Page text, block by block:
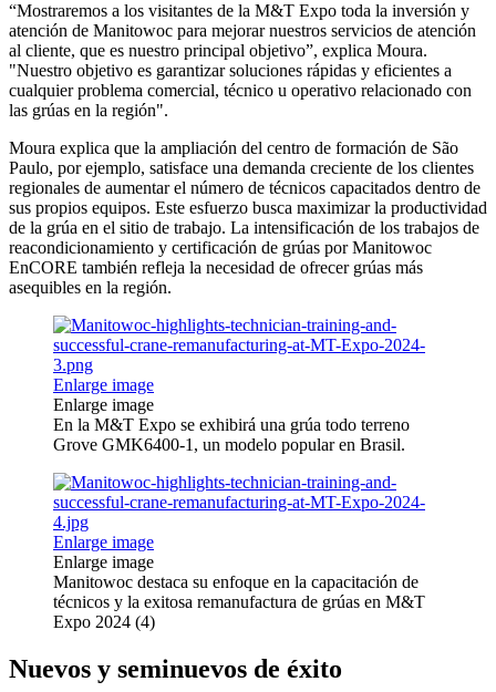
“Mostraremos a los visitantes de la M&T Expo toda la inversión y
atención de Manitowoc para mejorar nuestros servicios de atención
al cliente, que es nuestro principal objetivo”, explica Moura.
"Nuestro objetivo es garantizar soluciones rápidas y eficientes a
cualquier problema comercial, técnico u operativo relacionado con
las grúas en la región".
Moura explica que la ampliación del centro de formación de São
Paulo, por ejemplo, satisface una demanda creciente de los clientes
regionales de aumentar el número de técnicos capacitados dentro de
sus propios equipos. Este esfuerzo busca maximizar la productividad
de la grúa en el sitio de trabajo. La intensificación de los trabajos de
reacondicionamiento y certificación de grúas por Manitowoc
EnCORE también refleja la necesidad de ofrecer grúas más
asequibles en la región.
Enlarge image
Enlarge image
En la M&T Expo se exhibirá una grúa todo terreno
Grove GMK6400-1, un modelo popular en Brasil.
Enlarge image
Enlarge image
Manitowoc destaca su enfoque en la capacitación de
técnicos y la exitosa remanufactura de grúas en M&T
Expo 2024 (4)
Nuevos y seminuevos de éxito